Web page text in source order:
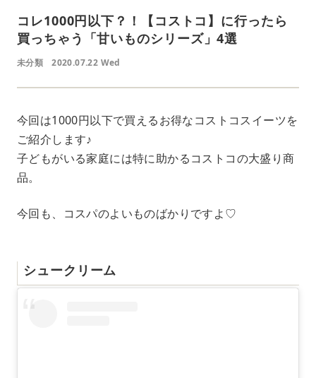
コレ1000円以下？！【コストコ】に行ったら
買っちゃう「甘いものシリーズ」4選
未分類 2020.07.22 Wed
今回は1000円以下で買えるお得なコストコスイーツを
ご紹介します♪
子どもがいる家庭には特に助かるコストコの大盛り商
品。
今回も、コスパのよいものばかりですよ♡
シュークリーム